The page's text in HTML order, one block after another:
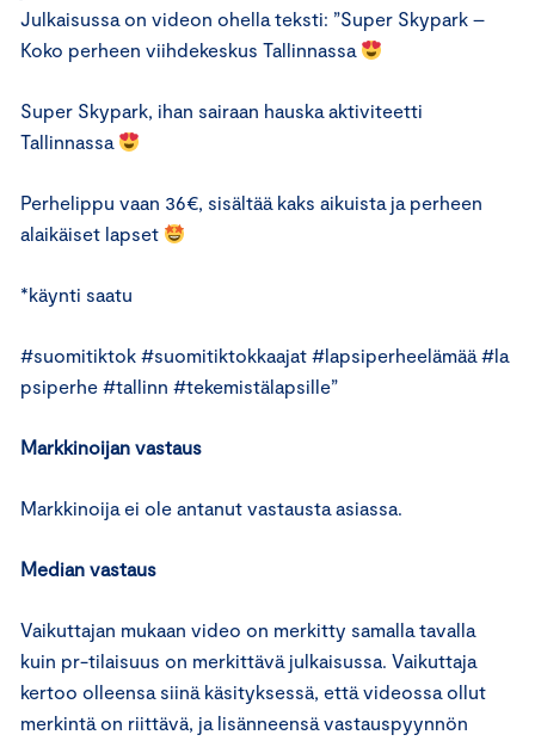
Julkaisussa on videon ohella teksti: ”Super Skypark –
Koko perheen viihdekeskus Tallinnassa
Super Skypark, ihan sairaan hauska aktiviteetti
Tallinnassa
Perhelippu vaan 36€, sisältää kaks aikuista ja perheen
alaikäiset lapset
*käynti saatu
#suomitiktok #suomitiktokkaajat #lapsiperheelämää #la
psiperhe #tallinn #tekemistälapsille”
Markkinoijan vastaus
Markkinoija ei ole antanut vastausta asiassa.
Median vastaus
Vaikuttajan mukaan video on merkitty samalla tavalla
kuin pr-tilaisuus on merkittävä julkaisussa. Vaikuttaja
kertoo olleensa siinä käsityksessä, että videossa ollut
merkintä on riittävä, ja lisänneensä vastauspyynnön